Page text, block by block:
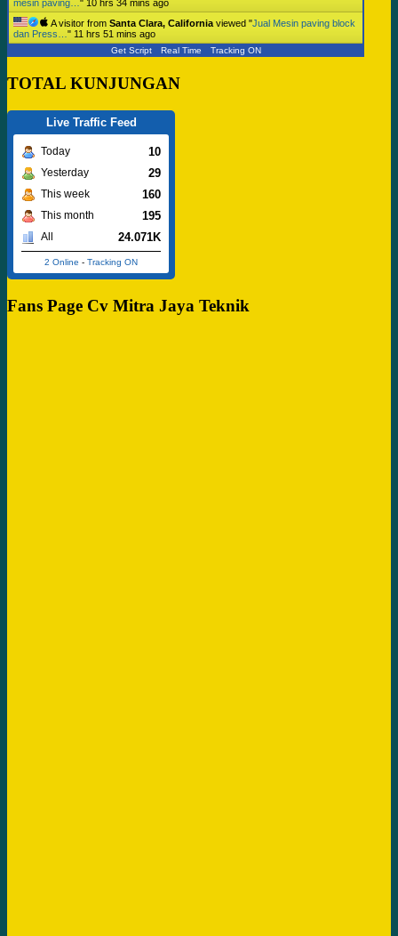
mesin paving… " 10 hrs 34 mins ago
A visitor from Santa Clara, California viewed "Jual Mesin paving block
dan Press… " 11 hrs 51 mins ago
Get Script Real Time Tracking ON
TOTAL KUNJUNGAN
Live Traffic Feed
Today 10
Yesterday 29
This week 160
This month 195
All 24.071K
2 Online - Tracking ON
Fans Page Cv Mitra Jaya Teknik